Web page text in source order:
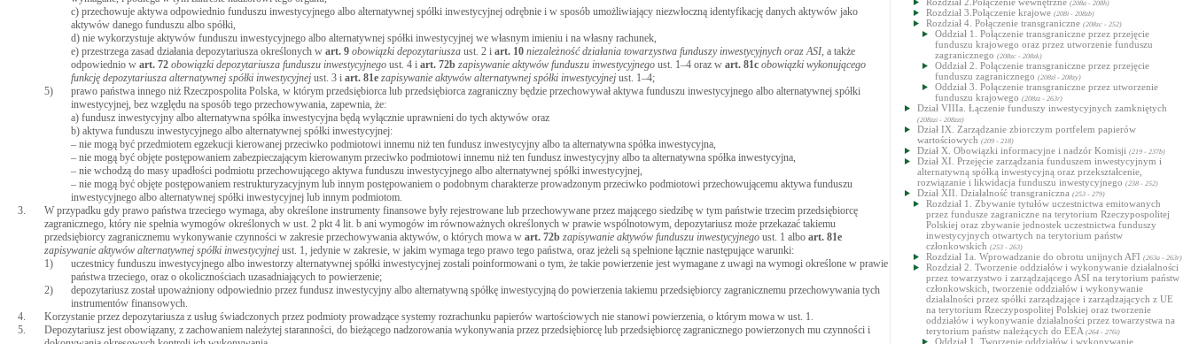
c) przechowuje aktywa odpowiednio funduszu inwestycyjnego albo alternatywnej spółki inwestycyjnej odrębnie i w sposób umożliwiający niezwłoczną identyfikację danych aktywów jako
aktywów danego funduszu albo spółki,
d) nie wykorzystuje aktywów funduszu inwestycyjnego albo alternatywnej spółki inwestycyjnej we własnym imieniu i na własny rachunek,
e) przestrzega zasad działania depozytariusza określonych w art. 9 obowiązki depozytariusza ust. 2 i art. 10 niezależność działania towarzystwa funduszy inwestycyjnych oraz ASI, a także
odpowiednio w art. 72 obowiązki depozytariusza funduszu inwestycyjnego ust. 4 i art. 72b zapisywanie aktywów funduszu inwestycyjnego ust. 1–4 oraz w art. 81c obowiązki wykonującego
funkcję depozytariusza alternatywnej spółki inwestycyjnej ust. 3 i art. 81e zapisywanie aktywów alternatywnej spółki inwestycyjnej ust. 1–4;
5)
prawo państwa innego niż Rzeczpospolita Polska, w którym przedsiębiorca lub przedsiębiorca zagraniczny będzie przechowywał aktywa funduszu inwestycyjnego albo alternatywnej spółki
inwestycyjnej, bez względu na sposób tego przechowywania, zapewnia, że:
a) fundusz inwestycyjny albo alternatywna spółka inwestycyjna będą wyłącznie uprawnieni do tych aktywów oraz
b) aktywa funduszu inwestycyjnego albo alternatywnej spółki inwestycyjnej:
– nie mogą być przedmiotem egzekucji kierowanej przeciwko podmiotowi innemu niż ten fundusz inwestycyjny albo ta alternatywna spółka inwestycyjna,
– nie mogą być objęte postępowaniem zabezpieczającym kierowanym przeciwko podmiotowi innemu niż ten fundusz inwestycyjny albo ta alternatywna spółka inwestycyjna,
– nie wchodzą do masy upadłości podmiotu przechowującego aktywa funduszu inwestycyjnego albo alternatywnej spółki inwestycyjnej,
– nie mogą być objęte postępowaniem restrukturyzacyjnym lub innym postępowaniem o podobnym charakterze prowadzonym przeciwko podmiotowi przechowującemu aktywa funduszu
inwestycyjnego albo alternatywnej spółki inwestycyjnej lub innym podmiotom.
3.
W przypadku gdy prawo państwa trzeciego wymaga, aby określone instrumenty finansowe były rejestrowane lub przechowywane przez mającego siedzibę w tym państwie trzecim przedsiębiorcę
zagranicznego, który nie spełnia wymogów określonych w ust. 2 pkt 4 lit. b ani wymogów im równoważnych określonych w prawie wspólnotowym, depozytariusz może przekazać takiemu
przedsiębiorcy zagranicznemu wykonywanie czynności w zakresie przechowywania aktywów, o których mowa w art. 72b zapisywanie aktywów funduszu inwestycyjnego ust. 1 albo art. 81e
zapisywanie aktywów alternatywnej spółki inwestycyjnej ust. 1, jedynie w zakresie, w jakim wymaga tego prawo tego państwa, oraz jeżeli są spełnione łącznie następujące warunki:
1)
uczestnicy funduszu inwestycyjnego albo inwestorzy alternatywnej spółki inwestycyjnej zostali poinformowani o tym, że takie powierzenie jest wymagane z uwagi na wymogi określone w prawie
państwa trzeciego, oraz o okolicznościach uzasadniających to powierzenie;
2)
depozytariusz został upoważniony odpowiednio przez fundusz inwestycyjny albo alternatywną spółkę inwestycyjną do powierzenia takiemu przedsiębiorcy zagranicznemu przechowywania tych
instrumentów finansowych.
4.
Korzystanie przez depozytariusza z usług świadczonych przez podmioty prowadzące systemy rozrachunku papierów wartościowych nie stanowi powierzenia, o którym mowa w ust. 1.
5.
Depozytariusz jest obowiązany, z zachowaniem należytej staranności, do bieżącego nadzorowania wykonywania przez przedsiębiorcę lub przedsiębiorcę zagranicznego powierzonych mu czynności i
(208a - 208h)
Rozdział 3.Połączenie krajowe (208i - 208zb)
Rozdział 4. Połączenie transgraniczne (208zc - 252)
Oddział 1. Połączenie transgraniczne przez przejęcie
funduszu krajowego oraz przez utworzenie funduszu
zagranicznego (208zc - 208zk)
Oddział 2. Połączenie transgraniczne przez przejęcie
funduszu zagranicznego (208zl - 208zy)
Oddział 3. Połączenie transgraniczne przez utworzenie
funduszu krajowego (208zz - 263r)
Dział VIIIa. Łączenie funduszy inwestycyjnych zamkniętych
(208zzi - 208zzt)
Dział IX. Zarządzanie zbiorczym portfelem papierów
wartościowych (209 - 218)
Dział X. Obowiązki informacyjne i nadzór Komisji (219 - 237b)
Dział XI. Przejęcie zarządzania funduszem inwestycyjnym i
alternatywną spółką inwestycyjną oraz przekształcenie,
rozwiązanie i likwidacja funduszu inwestycyjnego (238 - 252)
Dział XII. Działalność transgraniczna (253 - 279)
Rozdział 1. Zbywanie tytułów uczestnictwa emitowanych
przez fundusze zagraniczne na terytorium Rzeczypospolitej
Polskiej oraz zbywanie jednostek uczestnictwa funduszy
inwestycyjnych otwartych na terytorium państw
członkowskich (253 - 263)
Rozdział 1a. Wprowadzanie do obrotu unijnych AFI (263a - 263r)
Rozdział 2. Tworzenie oddziałów i wykonywanie działalności
przez towarzystwo i zarządzającego ASI na terytorium państw
członkowskich, tworzenie oddziałów i wykonywanie
działalności przez spółki zarządzające i zarządzających z UE
na terytorium Rzeczypospolitej Polskiej oraz tworzenie
oddziałów i wykonywanie działalności przez towarzystwa na
terytorium państw należących do EEA (264 - 276i)
Oddział 1. Tworzenie oddziałów i wykonywanie